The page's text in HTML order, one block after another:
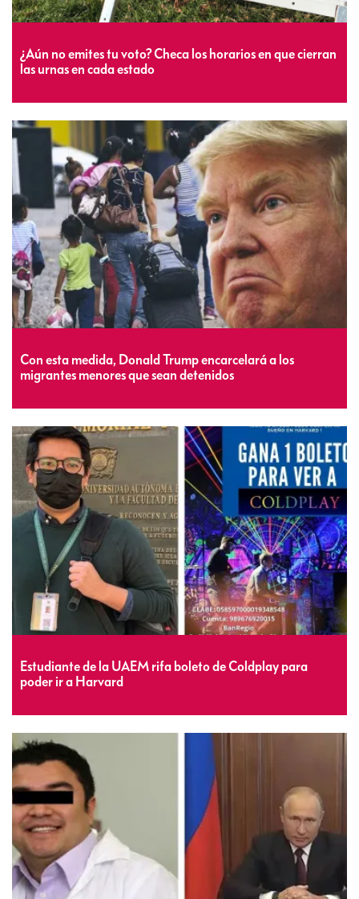
¿Aún no emites tu voto? Checa los horarios en que cierran
las urnas en cada estado
Con esta medida, Donald Trump encarcelará a los
migrantes menores que sean detenidos
Estudiante de la UAEM rifa boleto de Coldplay para
poder ir a Harvard